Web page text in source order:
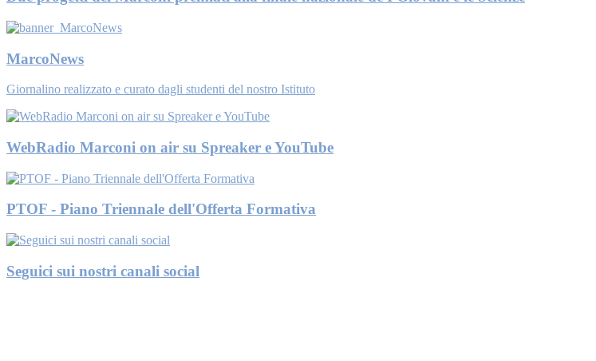
MarcoNews
Giornalino realizzato e curato dagli studenti del nostro Istituto
WebRadio Marconi on air su Spreaker e YouTube
PTOF - Piano Triennale dell'Offerta Formativa
Seguici sui nostri canali social